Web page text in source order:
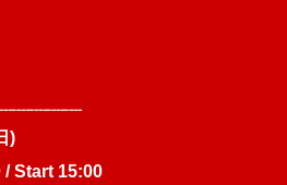
)
Start 15:00